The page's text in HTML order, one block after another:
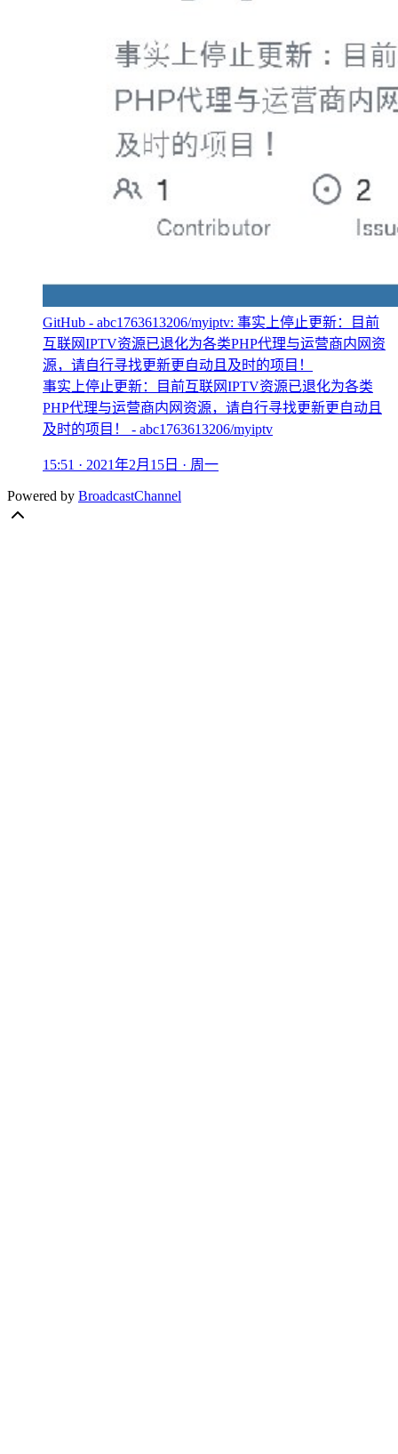
GitHub - abc1763613206/myiptv: 事实上停止更新：目前
互联网IPTV资源已退化为各类PHP代理与运营商内网资
源，请自行寻找更新更自动且及时的项目！
事实上停止更新：目前互联网IPTV资源已退化为各类
PHP代理与运营商内网资源，请自行寻找更新更自动且
及时的项目！ - abc1763613206/myiptv
15:51 · 2021年2月15日 · 周一
Powered by BroadcastChannel